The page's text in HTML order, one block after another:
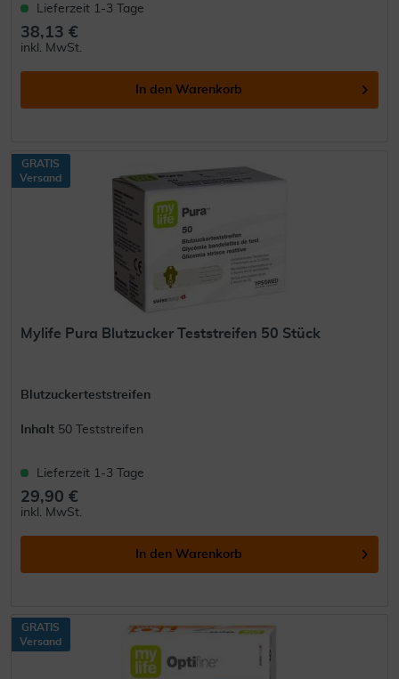
Lieferzeit 1-3 Tage
38,13 €
inkl. MwSt.
In den Warenkorb
GRATIS
Versand
Mylife Pura Blutzucker Teststreifen 50 Stück
Blutzuckerteststreifen
Inhalt 50 Teststreifen
Lieferzeit 1-3 Tage
29,90 €
inkl. MwSt.
In den Warenkorb
GRATIS
Versand